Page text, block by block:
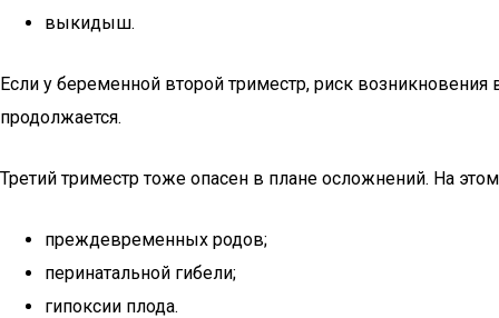
выкидыш.
Если у беременной второй триместр, риск
продолжается.
Третий триместр тоже опасен в плане осложнений. На этом
преждевременных родов;
перинатальной гибели;
гипоксии плода.